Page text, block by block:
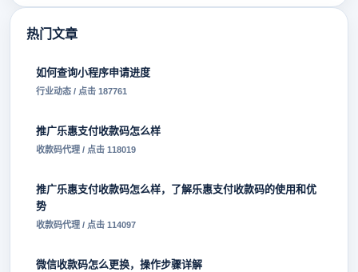
热门文章
如何查询小程序申请进度
行业动态 / 点击 187761
推广乐惠支付收款码怎么样
收款码代理 / 点击 118019
推广乐惠支付收款码怎么样，了解乐惠支付收款码的使用和优
势
收款码代理 / 点击 114097
微信收款码怎么更换，操作步骤详解